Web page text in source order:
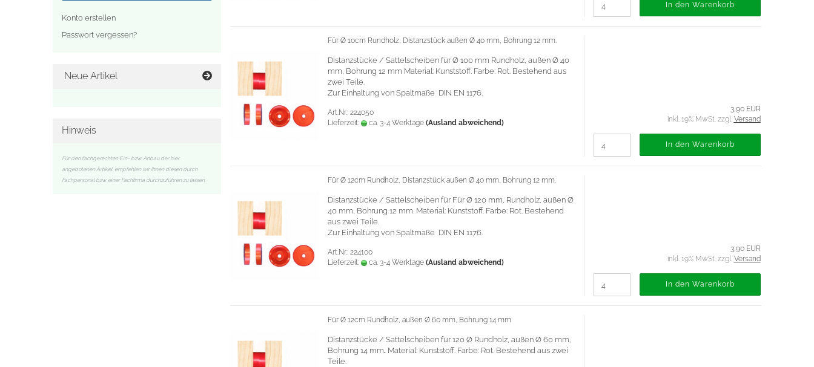
In den Warenkorb
Für Ø 10cm Rundholz, Distanzstück außen Ø 40 mm, Bohrung 12 mm.
Distanzstücke / Sattelscheiben für Ø 100 mm Rundholz, außen Ø 40
mm, Bohrung 12 mm Material: Kunststoff. Farbe: Rot. Bestehend aus
zwei Teile.
Zur Einhaltung von Spaltmaße DIN EN 1176.
Art.Nr.: 224050
Lieferzeit:
ca. 3-4 Werktage (Ausland abweichend)
3,90 EUR
inkl. 19% MwSt. zzgl. Versand
In den Warenkorb
Für Ø 12cm Rundholz, Distanzstück außen Ø 40 mm, Bohrung 12 mm.
Distanzstücke / Sattelscheiben für Für Ø 120 mm, Rundholz, außen Ø
40 mm, Bohrung 12 mm. Material: Kunststoff. Farbe: Rot. Bestehend
aus zwei Teile.
Zur Einhaltung von Spaltmaße DIN EN 1176.
Art.Nr.: 224100
Lieferzeit:
ca. 3-4 Werktage (Ausland abweichend)
3,90 EUR
inkl. 19% MwSt. zzgl. Versand
In den Warenkorb
Für Ø 12cm Rundholz, außen Ø 60 mm, Bohrung 14 mm
Distanzstücke / Sattelscheiben für 120 Ø Rundholz, außen Ø 60 mm,
Bohrung 14 mm. Material: Kunststoff. Farbe: Rot. Bestehend aus zwei
Teile.
Konto erstellen
Passwort vergessen?
Neue Artikel
Hinweis
Für den fachgerechten Ein- bzw. Anbau der hier
angebotenen Artikel, empfehlen wir Ihnen diesen durch
Fachpersonal bzw. einer Fachfirma durchzuführen zu lassen.